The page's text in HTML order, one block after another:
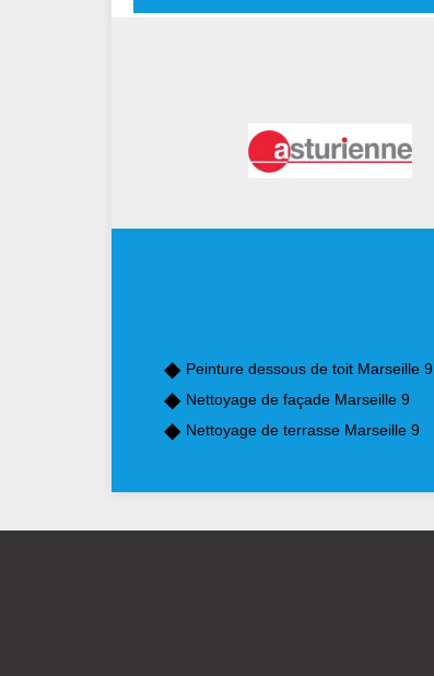
Peinture dessous de toit Marseille 9
Nettoyage de façade Marseille 9
Nettoyage de terrasse Marseille 9